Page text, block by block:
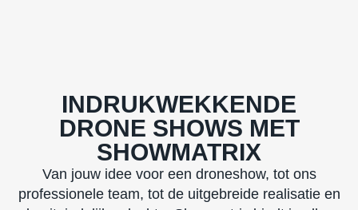
INDRUK­WEKKENDE
DRONE SHOWS MET
SHOWMATRIX
Van jouw idee voor een droneshow, tot ons
professionele team, tot de uitgebreide realisatie en